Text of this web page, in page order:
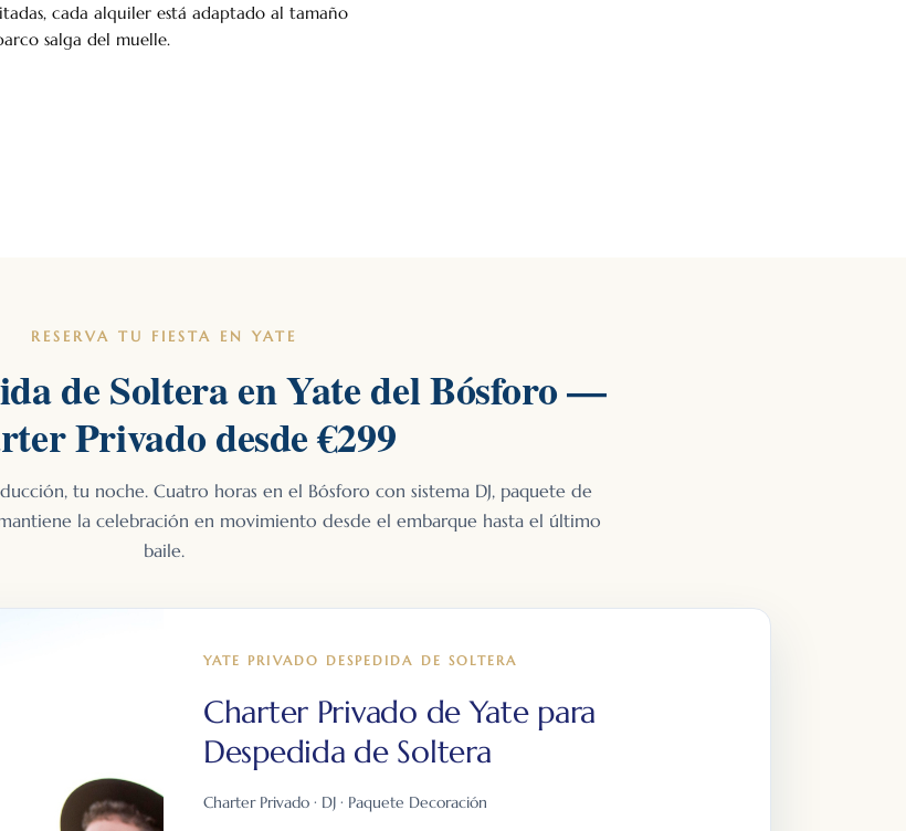
cada alquiler está adaptado al tamaño
salga del muelle.
RESERVA TU FIESTA EN YATE
de Soltera en Yate del Bósforo —
Privado desde €299
tu noche. Cuatro horas en el Bósforo con sistema DJ, paquete de
la celebración en movimiento desde el embarque hasta el último
baile.
YATE PRIVADO DESPEDIDA DE SOLTERA
Charter Privado de Yate para
Despedida de Soltera
Charter Privado · DJ · Paquete Decoración